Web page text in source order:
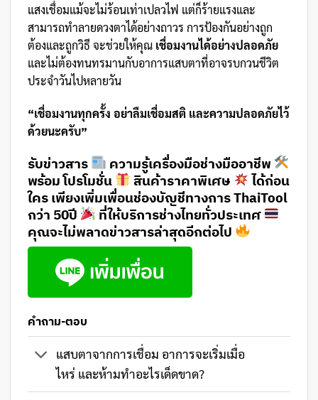
แสงเชื่อมแม้จะไม่ร้อนเท่าเปลวไฟ แต่ก็ร้ายแรงและ
สามารถทำลายดวงตาได้อย่างถาวร การป้องกันอย่างถูก
ต้องและถูกวิธี จะช่วยให้คุณ เชื่อมงานได้อย่างปลอดภัย
และไม่ต้องทนทรมานกับอาการแสบตาที่อาจรบกวนชีวิต
ประจำวันไปหลายวัน
“เชื่อมงานทุกครั้ง อย่าลืมเชื่อมสติ และความปลอดภัยไว้
ด้วยนะครับ”
รับข่าวสาร
ความรู้เครื่องมือช่างมืออาชีพ
พร้อม โปรโมชั่น
สินค้าราคาพิเศษ
ได้ก่อน
ใคร เพียงเพิ่มเพื่อนช่องบัญชีทางการ ThaiTool
กว่า 50ปี
ที่ให้บริการช่างไทยทั่วประเทศ
คุณจะไม่พลาดข่าวสารล่าสุดอีกต่อไป
คำถาม-ตอบ
แสบตาจากการเชื่อม อาการจะเริ่มเมื่อ
ไหร่ และห้ามทำอะไรเด็ดขาด?